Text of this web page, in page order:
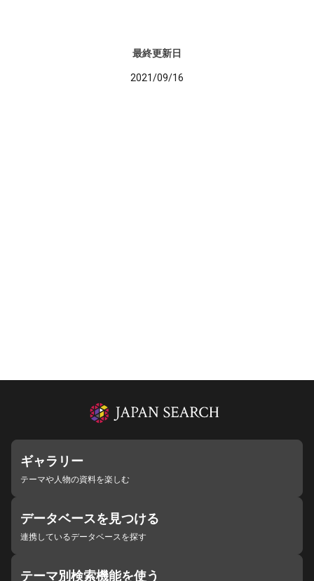
最終更新日
2021/09/16
ギャラリー
テーマや人物の資料を楽しむ
データベースを見つける
連携しているデータベースを探す
テーマ別検索機能を使う